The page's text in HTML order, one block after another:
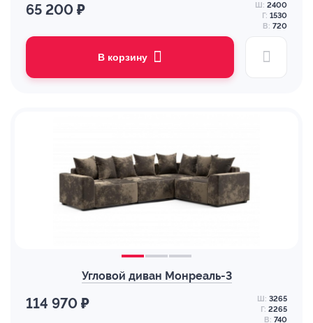
65 200 ₽ Ш: 2400
Г: 1530
В: 720
В корзину
Угловой диван Монреаль-3
114 970 ₽ Ш: 3265
Г: 2265
В: 740